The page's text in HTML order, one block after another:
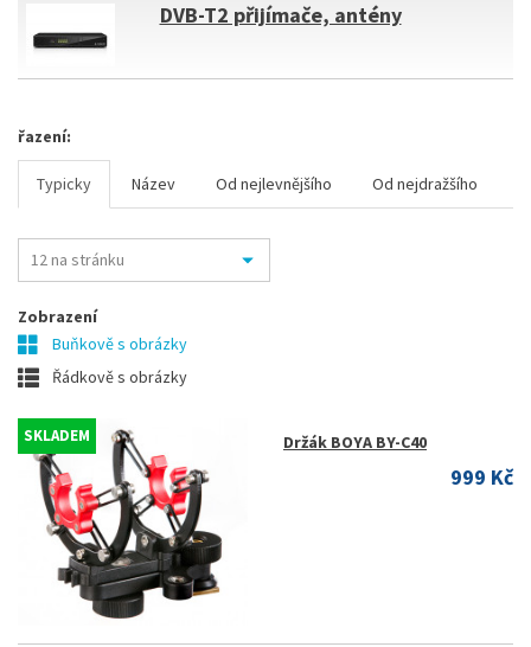
DVB-T2 přijímače, antény
řazení:
Typicky Název Od nejlevnějšího Od nejdražšího
Zobrazení
Buňkově s obrázky
Řádkově s obrázky
SKLADEM Držák BOYA BY-C40
999 Kč